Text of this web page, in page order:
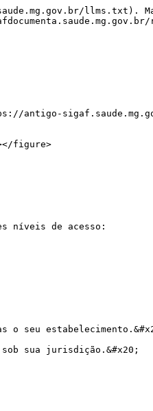
llms.txt).
antigo-
figure>
níveis de acesso:
seu
sua jurisdição.&#x20;